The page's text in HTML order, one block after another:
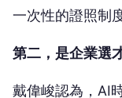
一次性的證照制度
第二，是企業選
戴偉峻認為，AI